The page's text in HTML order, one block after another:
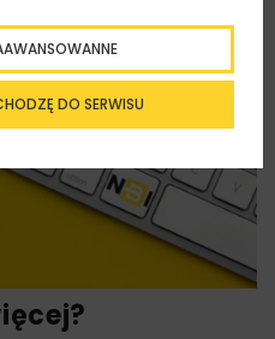
DO SERWISU